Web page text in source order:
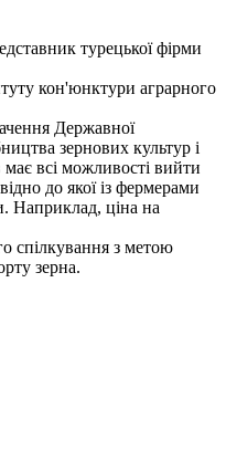
турецької фірми
кон'юнктури аграрного
Державної
зернових культур і
всі можливості вийти
до якої із фермерами
Наприклад, ціна на
спілкування з метою
зерна.